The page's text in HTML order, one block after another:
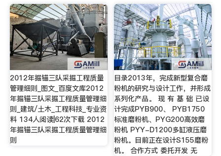
2012年掘锚三队采掘工程质量
管理细则_图文_百度文库2012
年掘锚三队采掘工程质量管理细
则_建筑/土木_工程科技_专业资
料 134人阅读|62次下载 2012
年掘锚三队采掘工程质量管理细
则
目录2013年，完成新型复合磨
粉机的研究与设计工作，并形成
系列化产品。 现 有 基 础 已设
计完成PYB900、 PYB1750
标准磨粉机、PYG200高效磨
粉机 PYY-D1200多缸液压磨
粉机。目前正在设计S155磨粉
机。 合作方式 委托开发 无